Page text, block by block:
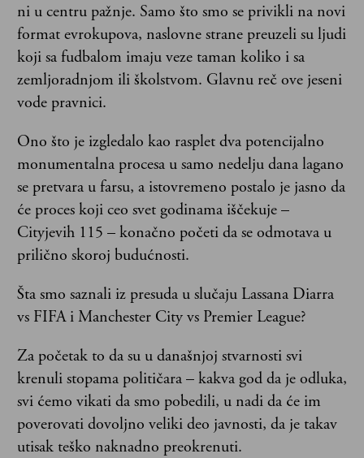
ni u centru pažnje. Samo što smo se privikli na novi
format evrokupova, naslovne strane preuzeli su ljudi
koji sa fudbalom imaju veze taman koliko i sa
zemljoradnjom ili školstvom. Glavnu reč ove jeseni
vode pravnici.
Ono što je izgledalo kao rasplet dva potencijalno
monumentalna procesa u samo nedelju dana lagano
se pretvara u farsu, a istovremeno postalo je jasno da
će proces koji ceo svet godinama iščekuje –
Cityjevih 115 – konačno početi da se odmotava u
prilično skoroj budućnosti.
Šta smo saznali iz presuda u slučaju Lassana Diarra
vs FIFA i Manchester City vs Premier League?
Za početak to da su u današnjoj stvarnosti svi
krenuli stopama političara – kakva god da je odluka,
svi ćemo vikati da smo pobedili, u nadi da će im
poverovati dovoljno veliki deo javnosti, da je takav
utisak teško naknadno preokrenuti.